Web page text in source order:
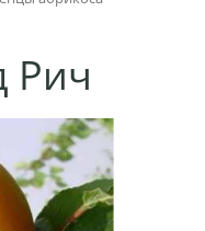
Рич